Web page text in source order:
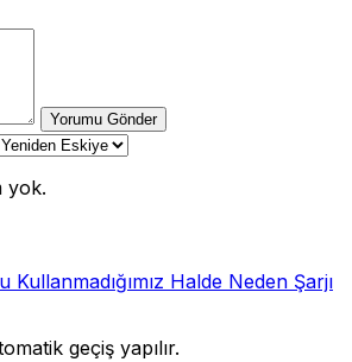
Yorumu Gönder
yok.
Kullanmadığımız Halde Neden Şarjı
geçiş yapılır.